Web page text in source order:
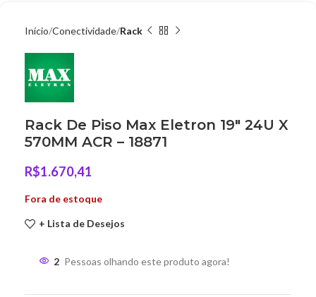
Início Conectividade Rack
Rack De Piso Max Eletron 19″ 24U X
570MM ACR – 18871
R$1.670,41
Fora de estoque
+ Lista de Desejos
2 Pessoas olhando este produto agora!